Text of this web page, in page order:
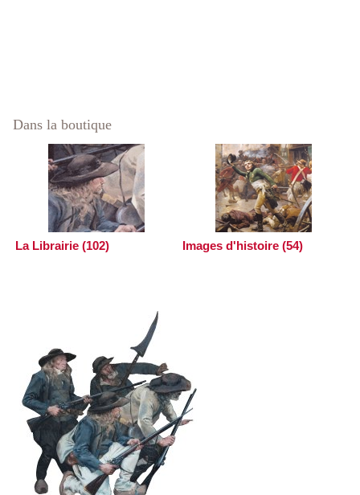
Dans la boutique
La Librairie (102) Images d'histoire (54)